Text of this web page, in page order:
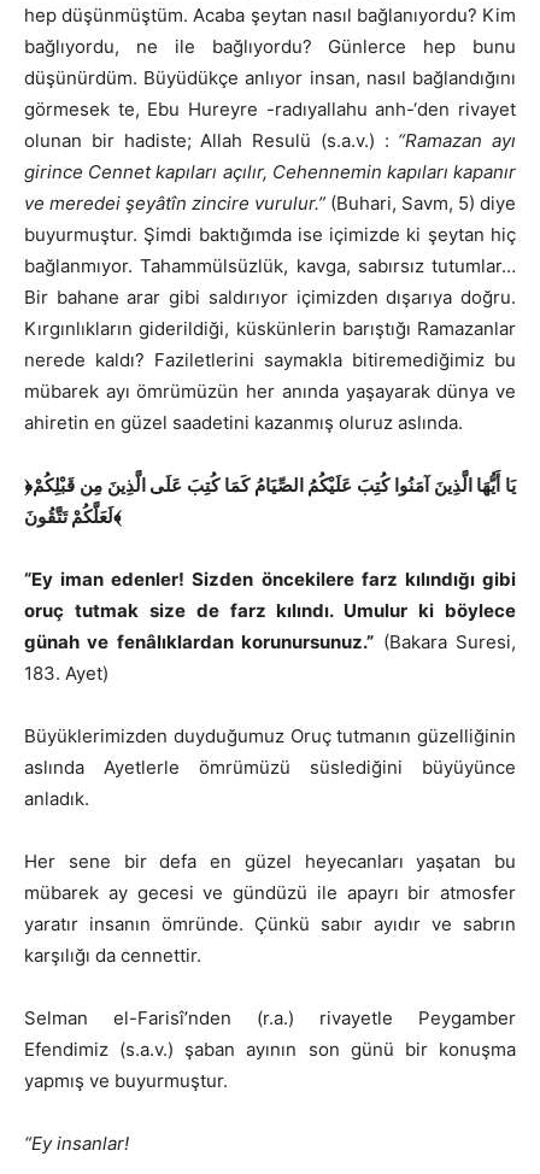
hep düşünmüştüm. Acaba şeytan nasıl bağlanıyordu? Kim
bağlıyordu, ne ile bağlıyordu? Günlerce hep bunu
düşünürdüm. Büyüdükçe anlıyor insan, nasıl bağlandığını
görmesek te, Ebu Hureyre -radıyallahu anh-‘den rivayet
olunan bir hadiste; Allah Resulü (s.a.v.) : “Ramazan ayı
girince Cennet kapıları açılır, Cehennemin kapıları kapanır
ve meredei şeyâtîn zincire vurulur.” (Buhari, Savm, 5) diye
buyurmuştur. Şimdi baktığımda ise içimizde ki şeytan hiç
bağlanmıyor. Tahammülsüzlük, kavga, sabırsız tutumlar…
Bir bahane arar gibi saldırıyor içimizden dışarıya doğru.
Kırgınlıkların giderildiği, küskünlerin barıştığı Ramazanlar
nerede kaldı? Faziletlerini saymakla bitiremediğimiz bu
mübarek ayı ömrümüzün her anında yaşayarak dünya ve
ahiretin en güzel saadetini kazanmış oluruz aslında.
﴿يَا أَيُّهَا الَّذِينَ آمَنُوا كُتِبَ عَلَيْكُمُ الصِّيَامُ كَمَا كُتِبَ عَلَى الَّذِينَ مِن قَبْلِكُمْ
لَعَلَّكُمْ تَتَّقُونَ﴾
“Ey iman edenler! Sizden öncekilere farz kılındığı gibi
oruç tutmak size de farz kılındı. Umulur ki böylece
günah ve fenâlıklardan korunursunuz.” (Bakara Suresi,
183. Ayet)
Büyüklerimizden duyduğumuz Oruç tutmanın güzelliğinin
aslında Ayetlerle ömrümüzü süslediğini büyüyünce
anladık.
Her sene bir defa en güzel heyecanları yaşatan bu
mübarek ay gecesi ve gündüzü ile apayrı bir atmosfer
yaratır insanın ömründe. Çünkü sabır ayıdır ve sabrın
karşılığı da cennettir.
Selman el-Farisî’nden (r.a.) rivayetle Peygamber
Efendimiz (s.a.v.) şaban ayının son günü bir konuşma
yapmış ve buyurmuştur.
“Ey insanlar!